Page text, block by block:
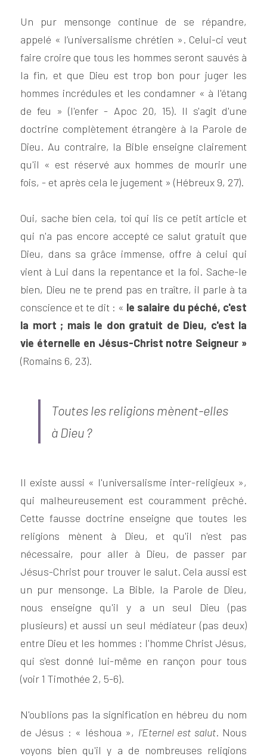
Un pur mensonge continue de se répandre,
appelé « l’universalisme chrétien ». Celui-ci veut
faire croire que tous les hommes seront sauvés à
la fin, et que Dieu est trop bon pour juger les
hommes incrédules et les condamner « à l'étang
de feu » (l'enfer - Apoc 20, 15). Il s'agit d'une
doctrine complètement étrangère à la Parole de
Dieu. Au contraire, la Bible enseigne clairement
qu'il « est réservé aux hommes de mourir une
fois, - et après cela le jugement » (Hébreux 9, 27).
Oui, sache bien cela, toi qui lis ce petit article et
qui n'a pas encore accepté ce salut gratuit que
Dieu, dans sa grâce immense, offre à celui qui
vient à Lui dans la repentance et la foi. Sache-le
bien, Dieu ne te prend pas en traître, il parle à ta
conscience et te dit : « le salaire du péché, c'est
la mort ; mais le don gratuit de Dieu, c'est la
vie éternelle en Jésus-Christ notre Seigneur »
(Romains 6, 23).
Toutes les religions mènent-elles
à Dieu ?
Il existe aussi « l'universalisme inter-religieux »,
qui malheureusement est couramment prêché.
Cette fausse doctrine enseigne que toutes les
religions mènent à Dieu, et qu'il n'est pas
nécessaire, pour aller à Dieu, de passer par
Jésus-Christ pour trouver le salut. Cela aussi est
un pur mensonge. La Bible, la Parole de Dieu,
nous enseigne qu'il y a un seul Dieu (pas
plusieurs) et aussi un seul médiateur (pas deux)
entre Dieu et les hommes : l'homme Christ Jésus,
qui s'est donné lui-même en rançon pour tous
(voir 1 Timothée 2, 5-6).
N'oublions pas la signification en hébreu du nom
de Jésus : « Iéshoua », l'Eternel est salut. Nous
voyons bien qu'il y a de nombreuses religions